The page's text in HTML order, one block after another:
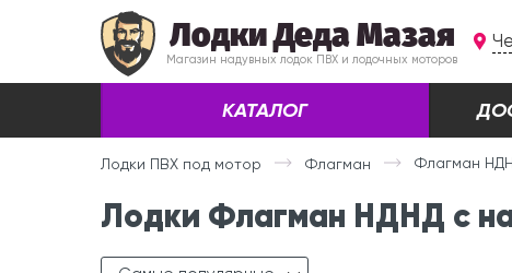
Лодки Деда Мазая
Магазин надувных лодок ПВХ и лодочных моторов
КАТАЛОГ
Лодки ПВХ под мотор Флагман Флагман
Лодки Флагман НДНД с